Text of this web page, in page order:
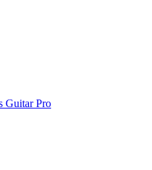
Guitar Pro